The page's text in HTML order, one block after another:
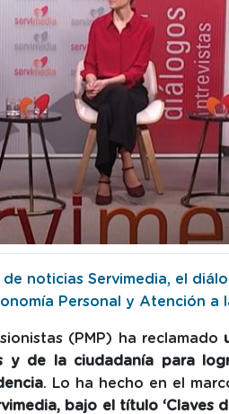
noticias Servimedia, el
Personal y Atención a
(PMP) ha reclamado
y de la ciudadanía para
. Lo ha hecho en el
bajo el título ‘Claves